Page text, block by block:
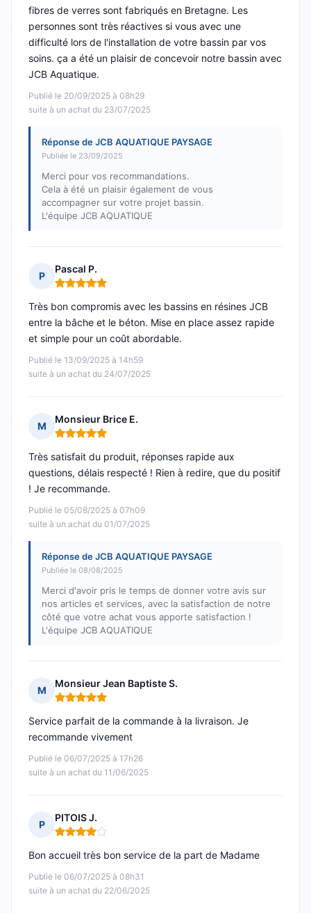
Publié le 20/09/2025 à 08h29
suite à un achat du 23/07/2025
fibres de verres sont fabriqués en Bretagne. Les
personnes sont très réactives si vous avec une
difficulté lors de l'installation de votre bassin par vos
soins. ça a été un plaisir de concevoir notre bassin avec
JCB Aquatique.
Réponse de JCB AQUATIQUE PAYSAGE
Publiée le 23/09/2025
Merci pour vos recommandations.
Cela à été un plaisir également de vous
accompagner sur votre projet bassin.
L'équipe JCB AQUATIQUE
P
Pascal P.
Note : 5 sur 5
Publié le 13/09/2025 à 14h59
suite à un achat du 24/07/2025
Très bon compromis avec les bassins en résines JCB
entre la bâche et le béton. Mise en place assez rapide
et simple pour un coût abordable.
M
Monsieur Brice E.
Note : 5 sur 5
Publié le 05/08/2025 à 07h09
suite à un achat du 01/07/2025
Très satisfait du produit, réponses rapide aux
questions, délais respecté ! Rien à redire, que du positif
! Je recommande.
Réponse de JCB AQUATIQUE PAYSAGE
Publiée le 08/08/2025
Merci d'avoir pris le temps de donner votre avis sur
nos articles et services, avec la satisfaction de notre
côté que votre achat vous apporte satisfaction !
L'équipe JCB AQUATIQUE
M
Monsieur Jean Baptiste S.
Note : 5 sur 5
Publié le 06/07/2025 à 17h26
suite à un achat du 11/06/2025
Service parfait de la commande à la livraison. Je
recommande vivement
P
PITOIS J.
Note : 4 sur 5
Publié le 06/07/2025 à 08h31
suite à un achat du 22/06/2025
Bon accueil très bon service de la part de Madame